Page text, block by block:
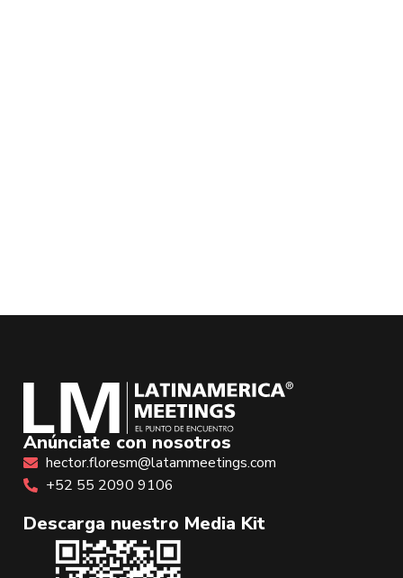
Anúnciate con nosotros
hector.floresm@latammeetings.com
+52 55 2090 9106
Descarga nuestro Media Kit